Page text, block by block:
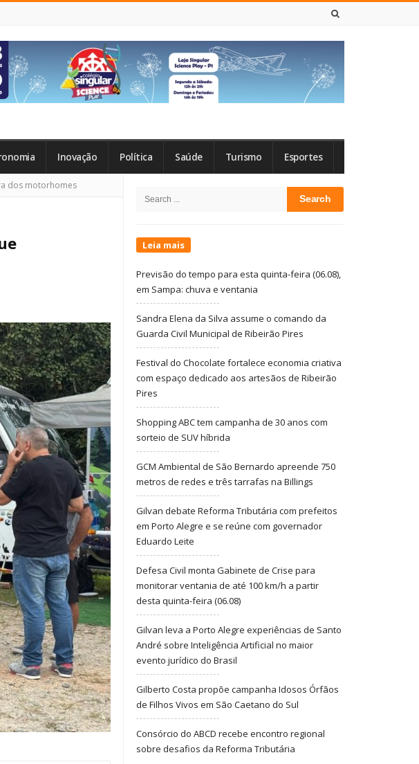
Inovação Política Saúde Turismo Esportes
dos motorhomes
Sidebar
Search
Leia mais
Previsão do tempo para esta quinta-feira (06.08),
em Sampa: chuva e ventania
Sandra Elena da Silva assume o comando da
Guarda Civil Municipal de Ribeirão Pires
Festival do Chocolate fortalece economia criativa
com espaço dedicado aos artesãos de Ribeirão
Pires
Shopping ABC tem campanha de 30 anos com
sorteio de SUV híbrida
GCM Ambiental de São Bernardo apreende 750
metros de redes e três tarrafas na Billings
Gilvan debate Reforma Tributária com prefeitos
em Porto Alegre e se reúne com governador
Eduardo Leite
Defesa Civil monta Gabinete de Crise para
monitorar ventania de até 100 km/h a partir
desta quinta-feira (06.08)
Gilvan leva a Porto Alegre experiências de Santo
André sobre Inteligência Artificial no maior
evento jurídico do Brasil
Gilberto Costa propõe campanha Idosos Órfãos
de Filhos Vivos em São Caetano do Sul
Consórcio do ABCD recebe encontro regional
sobre desafios da Reforma Tributária